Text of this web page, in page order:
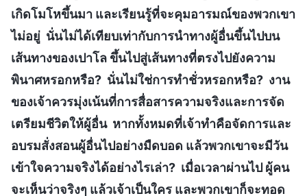
เกิดโมโหขึ้นมา และเรียนรู้ที่จะคุมอารมณ์ของพวกเขา
ไม่อยู่ นั่นไม่ได้เทียบเท่ากับการนำทางผู้อื่นขึ้นไปบน
เส้นทางของเปาโล ขึ้นไปสู่เส้นทางที่ตรงไปยังความ
พินาศหรอกหรือ? นั่นไม่ใช่การทำชั่วหรอกหรือ? งาน
ของเจ้าควรมุ่งเน้นที่การสื่อสารความจริงและการจัด
เตรียมชีวิตให้ผู้อื่น หากทั้งหมดที่เจ้าทำคือจัดการและ
อบรมสั่งสอนผู้อื่นไปอย่างมืดบอด แล้วพวกเขาจะมีวัน
เข้าใจความจริงได้อย่างไรเล่า? เมื่อเวลาผ่านไป ผู้คน
จะเห็นว่าจริงๆ แล้วเจ้าเป็นใคร และพวกเขาก็จะทอด